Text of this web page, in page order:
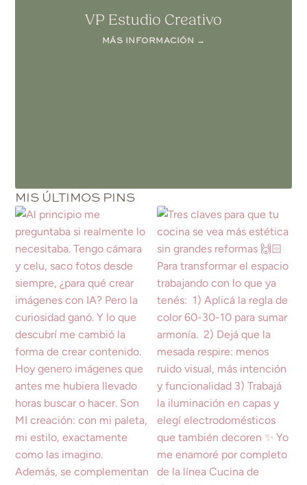
VP Estudio Creativo
MÁS INFORMACIÓN →
MIS ÚLTIMOS PINS